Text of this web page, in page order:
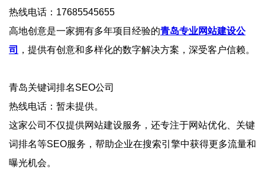
热线电话：17685545655
高地创意是一家拥有多年项目经验的青岛专业网站建设公
司
，提供有创意和多样化的数字解决方案，深受客户信赖。
‌青岛关键词排名SEO公司‌
热线电话：暂未提供。
这家公司不仅提供网站建设服务，还专注于网站优化、关键
词排名等SEO服务，帮助企业在搜索引擎中获得更多流量和
曝光机会‌。